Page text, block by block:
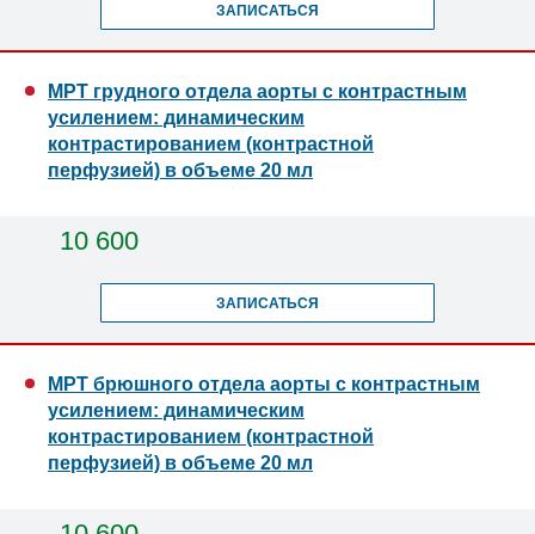
ЗАПИСАТЬСЯ
МРТ грудного отдела аорты с контрастным
усилением: динамическим
контрастированием (контрастной
перфузией) в объеме 20 мл
10 600
ЗАПИСАТЬСЯ
МРТ брюшного отдела аорты с контрастным
усилением: динамическим
контрастированием (контрастной
перфузией) в объеме 20 мл